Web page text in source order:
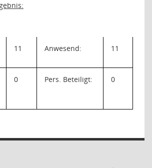
11 Anwesend: 11
0 Pers. Beteiligt: 0